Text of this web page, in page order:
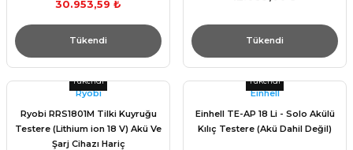
30.953,59 ₺
Tükendi Tükendi
Tükendi
Ryobi
Ryobi RRS1801M Tilki Kuyruğu
Testere (Lithium ion 18 V) Akü Ve
Şarj Cihazı Hariç
Tükendi
Einhell
Einhell TE-AP 18 Li - Solo Akülü
Kılıç Testere (Akü Dahil Değil)